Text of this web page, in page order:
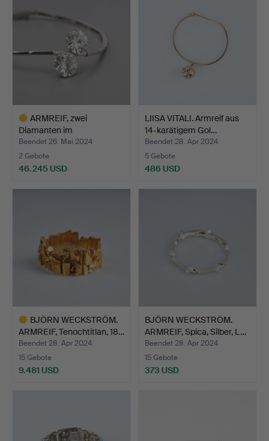
ARMREIF, zwei
Diamanten im
Brillantschliff…
Beendet 26. Mai 2024
2 Gebote
46.245 USD
LIISA VITALI. Armreif aus
14-karätigem Gol…
Beendet 28. Apr 2024
5 Gebote
486 USD
BJÖRN WECKSTRÖM.
ARMREIF, Tenochtitlan, 18…
Beendet 28. Apr 2024
15 Gebote
9.481 USD
BJÖRN WECKSTRÖM.
ARMREIF, Spica, Silber, L…
Beendet 28. Apr 2024
15 Gebote
373 USD